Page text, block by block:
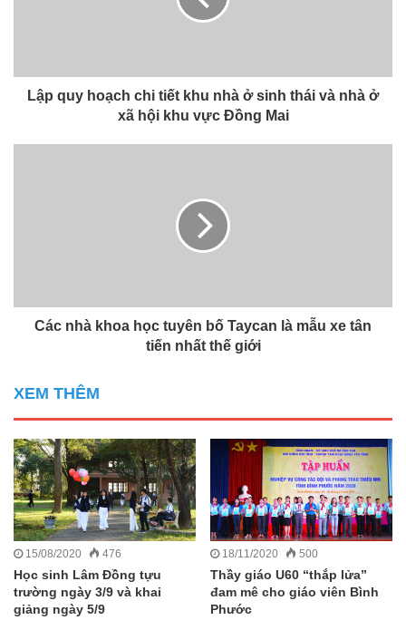
Lập quy hoạch chi tiết khu nhà ở sinh thái và nhà ở
xã hội khu vực Đồng Mai
Các nhà khoa học tuyên bố Taycan là mẫu xe tân
tiến nhất thế giới
XEM THÊM
15/08/2020 476
Học sinh Lâm Đồng tựu
trường ngày 3/9 và khai
giảng ngày 5/9
18/11/2020 500
Thầy giáo U60 “thắp lửa”
đam mê cho giáo viên Bình
Phước